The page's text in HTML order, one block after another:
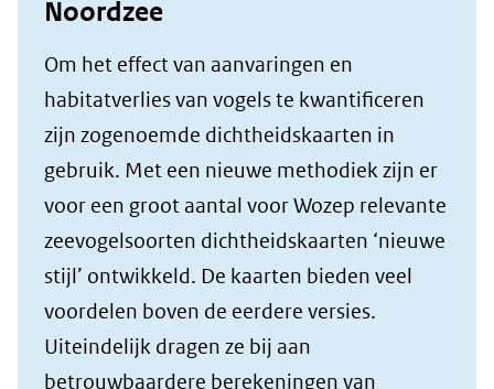
Noordzee
Om het effect van aanvaringen en
habitatverlies van vogels te kwantificeren
zijn zogenoemde dichtheidskaarten in
gebruik. Met een nieuwe methodiek zijn er
voor een groot aantal voor Wozep relevante
zeevogelsoorten dichtheidskaarten ‘nieuwe
stijl’ ontwikkeld. De kaarten bieden veel
voordelen boven de eerdere versies.
Uiteindelijk dragen ze bij aan
betrouwbaardere berekeningen van